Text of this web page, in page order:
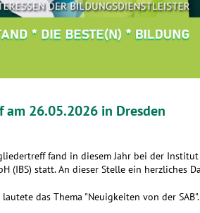
26.05.2026 in Dresden
fand in diesem Jahr bei der
(IBS) statt. An dieser Stelle ein herzliches
lautete das Thema "Neuigkeiten von der